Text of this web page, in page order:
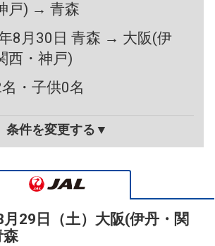
戸) → 青森
8月30日 青森 → 大阪(伊
西・神戸)
・子供0名
条件を変更する▼
29日（土） 大阪(伊丹・関
森